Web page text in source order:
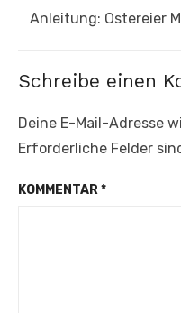
Nächster
Anleitung: Ostereier
Schreibe einen
Deine E-Mail-Adresse
Erforderliche Felder
KOMMENTAR*